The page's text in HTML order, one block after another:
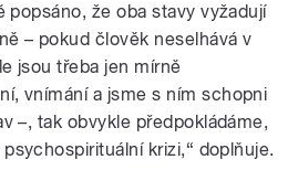
popsáno, že oba stavy vyžadují
– pokud člověk neselhává v
jsou třeba jen mírně
vnímání a jsme s ním schopni
–, tak obvykle předpokládáme,
krizi,“ doplňuje.